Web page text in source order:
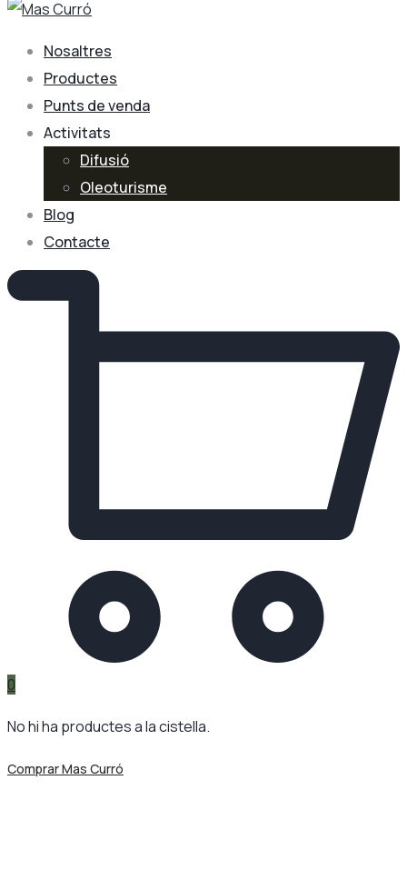
Nosaltres
Productes
Punts de venda
Activitats
Difusió
Oleoturisme
Blog
Contacte
0
No hi ha productes a la cistella.
Comprar Mas Curró